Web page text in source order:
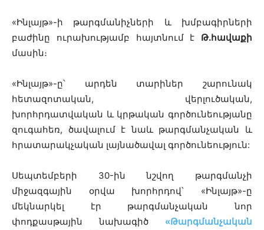
«Ինլայթ»-ի թարգմանիչների և խմբագիրների
բաժինը ուրախությամբ հայտնում է Թ.հավաքի
մասին։
«Ինլայթ»-ը՝ արդեն տարիներ շարունակ
հետազոտական, վերլուծական,
խորհրդատվական և կրթական գործունեությանը
զուգահեռ, ծավալում է նաև թարգմանչական և
հրատարակչական լայնածավալ գործունեություն:
Սեպտեմբերի 30-ին նշվող թարգմանչի
միջազգային օրվա խորհրդով՝ «Ինլայթ»-ը
մեկնարկել էր թարգմանչական նոր
փոդքասթային նախագիծ «Թարգմանչական